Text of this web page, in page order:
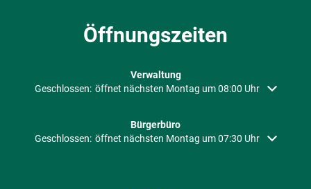
Öffnungszeiten
Verwaltung
Klicken, um weitere Öffnungs- oder Schließzeiten auszublenden
Geschlossen: öffnet nächsten Montag um 08:00 Uhr
Bürgerbüro
Klicken, um weitere Öffnungs- oder Schließzeiten auszublenden
Geschlossen: öffnet nächsten Montag um 07:30 Uhr